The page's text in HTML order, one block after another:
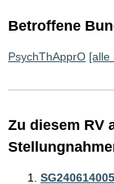
Betroffene
PsychThApprO [alle
Zu diesem RV